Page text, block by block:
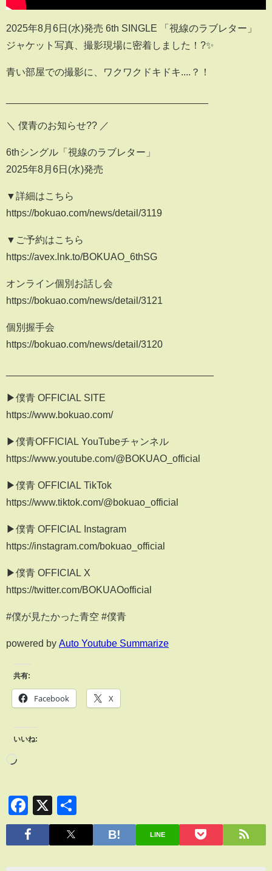
2025年8月6日(水)発売 6th SINGLE 「視線のラブレター」
ジャケット写真、撮影現場に密着しました！?✨
青い部屋での撮影に、ワクワクドキドキ....？！
＼ 僕青のお知らせ?? ／
6thシングル「視線のラブレター」
2025年8月6日(水)発売
▼詳細はこちら
https://bokuao.com/news/detail/3119
▼ご予約はこちら
https://avex.lnk.to/BOKUAO_6thSG
オンライン個別お話し会
https://bokuao.com/news/detail/3121
個別握手会
https://bokuao.com/news/detail/3120
▶僕青 OFFICIAL SITE
https://www.bokuao.com/
▶僕青OFFICIAL YouTubeチャンネル
https://www.youtube.com/@BOKUAO_official
▶僕青 OFFICIAL TikTok
https://www.tiktok.com/@bokuao_official
▶僕青 OFFICIAL Instagram
https://instagram.com/bokuao_official
▶僕青 OFFICIAL X
https://twitter.com/BOKUAOofficial
#僕が見たかった青空 #僕青
powered by Auto Youtube Summarize
共有:
Facebook X
いいね:
Facebook
X
有
LINE